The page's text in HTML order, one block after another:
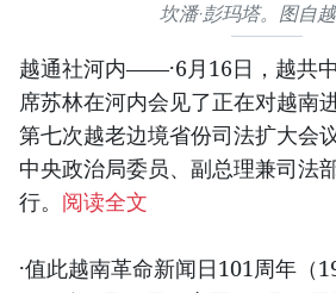
坎潘·彭玛塔。图自
越通社河内——·6月16日，越共
席苏林在河内会见了正在对越南
第七次越老边境省份司法扩大会
中央政治局委员、副总理兼司法
行。 阅读全文
·值此越南革命新闻日101周年（